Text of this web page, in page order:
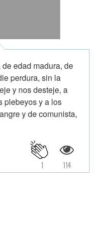
edad madura, de
perdura, sin la
y nos desteje, a
plebeyos y a los
y de comunista,
114
1